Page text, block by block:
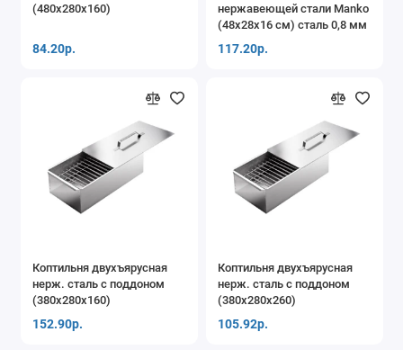
(480х280х160)
84.20р.
нержавеющей стали Manko
(48x28x16 см) сталь 0,8 мм
117.20р.
Коптильня двухъярусная
нерж. сталь с поддоном
(380х280х160)
152.90р.
Коптильня двухъярусная
нерж. сталь с поддоном
(380х280х260)
105.92р.